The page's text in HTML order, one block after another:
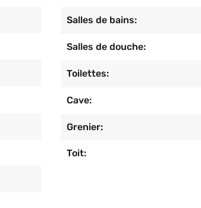
Salles de bains:
Salles de douche:
Toilettes:
Cave:
Grenier:
Toit: